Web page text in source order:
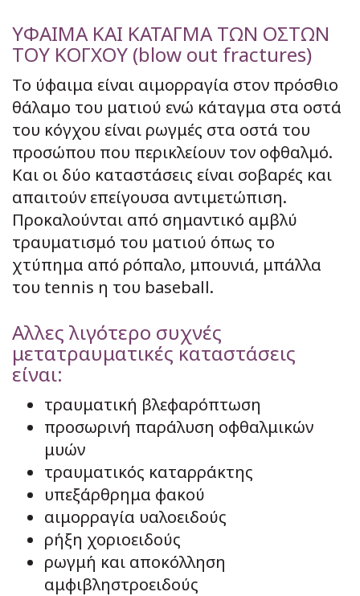
ΥΦΑΙΜΑ ΚΑΙ ΚΑΤΑΓΜΑ ΤΩΝ ΟΣΤΩΝ
ΤΟΥ ΚΟΓΧΟΥ (blow out fractures)
Το ύφαιμα είναι αιμορραγία στον πρόσθιο
θάλαμο του ματιού ενώ κάταγμα στα οστά
του κόγχου είναι ρωγμές στα οστά του
προσώπου που περικλείουν τον οφθαλμό.
Και οι δύο καταστάσεις είναι σοβαρές και
απαιτούν επείγουσα αντιμετώπιση.
Προκαλούνται από σημαντικό αμβλύ
τραυματισμό του ματιού όπως το
χτύπημα από ρόπαλο, μπουνιά, μπάλλα
του tennis η του baseball.
Αλλες λιγότερο συχνές
μετατραυματικές καταστάσεις
είναι:
τραυματική βλεφαρόπτωση
προσωρινή παράλυση οφθαλμικών
μυών
τραυματικός καταρράκτης
υπεξάρθρημα φακού
αιμορραγία υαλοειδούς
ρήξη χοριοειδούς
ρωγμή και αποκόλληση
αμφιβληστροειδούς